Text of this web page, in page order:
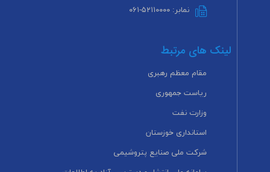
نمابر: ۵۲۱۱۰۰۰۰-۰۶۱
لینک های مرتبط
مقام معظم رهبری
ریاست جمهوری
وزارت نفت
استانداری خوزستان
شرکت ملی صنایع پتروشیمی